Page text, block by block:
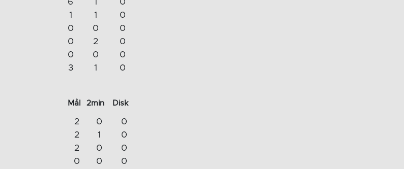
1 1
0
0 0
0
0 2
0
0 0
0
3 1
0
Mål 2min Disk
2 0
0
2 1
0
2 0
0
0 0
0